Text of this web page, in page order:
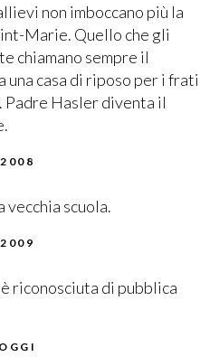
non imboccano più la
Marie. Quello che gli
chiamano sempre il
casa di riposo per i frati
Padre Hasler diventa il
2008
vecchia scuola.
2009
riconosciuta di pubblica
OGGI